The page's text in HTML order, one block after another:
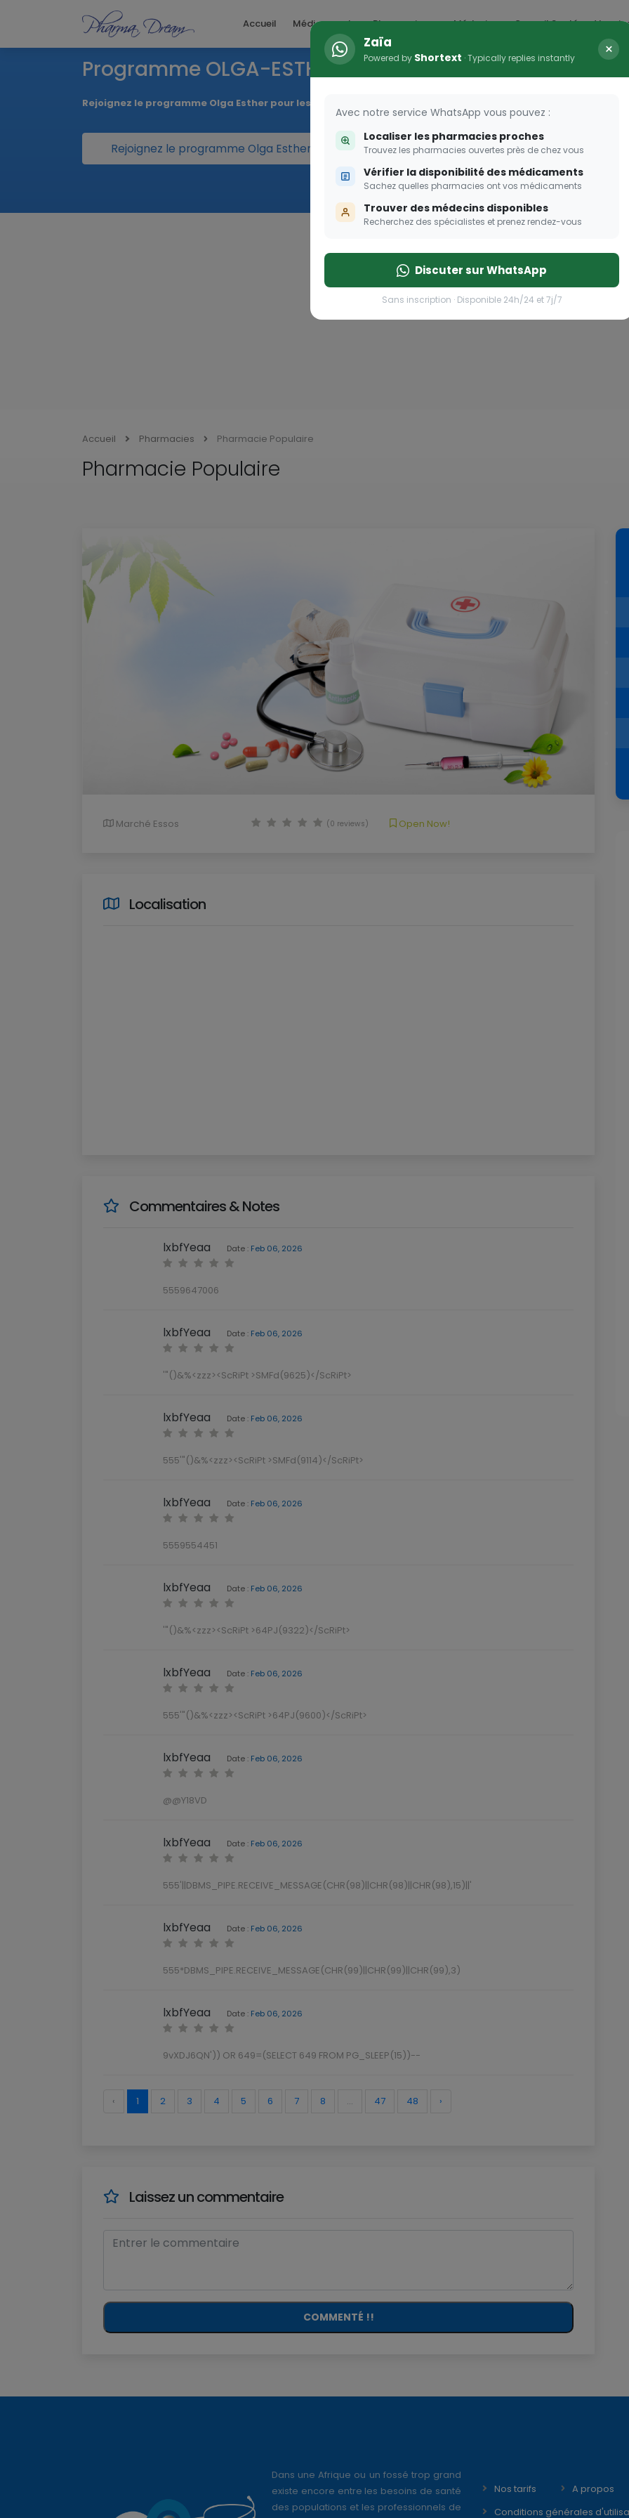
Accueil Médicaments Pharmacies Médecins Conseil Santé
Programme OLGA-ESTHER
Rejoignez le programme Olga Esther pour les femmes enceintes
Rejoignez le programme Olga Esther pour les femmes enceintes
Accueil Pharmacies Pharmacie Populaire
Pharmacie Populaire
Marché Essos (0 reviews) Open Now!
Localisation
Commentaires & Notes
lxbfYeaa Date : Feb 06, 2026
5559647006
lxbfYeaa Date : Feb 06, 2026
'"()&%<zzz><ScRiPt >SMFd(9625)</ScRiPt>
lxbfYeaa Date : Feb 06, 2026
555'"()&%<zzz><ScRiPt >SMFd(9114)</ScRiPt>
lxbfYeaa Date : Feb 06, 2026
5559554451
lxbfYeaa Date : Feb 06, 2026
'"()&%<zzz><ScRiPt >64PJ(9322)</ScRiPt>
lxbfYeaa Date : Feb 06, 2026
555'"()&%<zzz><ScRiPt >64PJ(9600)</ScRiPt>
lxbfYeaa Date : Feb 06, 2026
@@Y18VD
lxbfYeaa Date : Feb 06, 2026
555'||DBMS_PIPE.RECEIVE_MESSAGE(CHR(98)||CHR(98)||CHR(98),15)||'
lxbfYeaa Date : Feb 06, 2026
555*DBMS_PIPE.RECEIVE_MESSAGE(CHR(99)||CHR(99)||CHR(99),3)
lxbfYeaa Date : Feb 06, 2026
9vXDJ6QN')) OR 649=(SELECT 649 FROM PG_SLEEP(15))--
‹ 1 2 3 4 5 6 7 8 ... 47 48 ›
Laissez un commentaire
COMMENTÉ !!
Zaïa
Powered by Shortext · Typically replies instantly ×
Avec notre service WhatsApp vous pouvez :
Localiser les pharmacies proches
Trouvez les pharmacies ouvertes près de chez vous
Vérifier la disponibilité des médicaments
Sachez quelles pharmacies ont vos médicaments
Trouver des médecins disponibles
Recherchez des spécialistes et prenez rendez-vous
Discuter sur WhatsApp
Sans inscription · Disponible 24h/24 et 7j/7
Dans une Afrique ou un fossé trop grand
existe encore entre les besoins de santé
des populations et les professionnels de
Nos tarifs A propos
Conditions générales